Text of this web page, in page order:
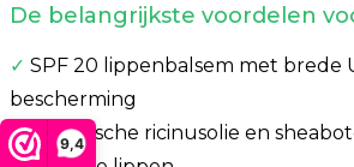
9,4
De belangrijkste voordelen
✓ SPF 20 lippenbalsem met brede
bescherming
✓Biologische ricinusolie en